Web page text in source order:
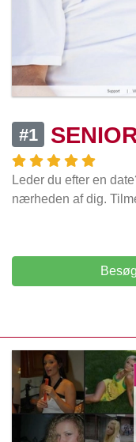
#1
Leder du efter en
nærheden af dig.